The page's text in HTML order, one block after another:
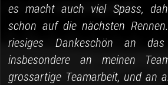
es macht auch viel Spass,
schon auf die nächsten
riesiges Dankeschön an
insbesondere an meinen
grossartige Teamarbeit, und an